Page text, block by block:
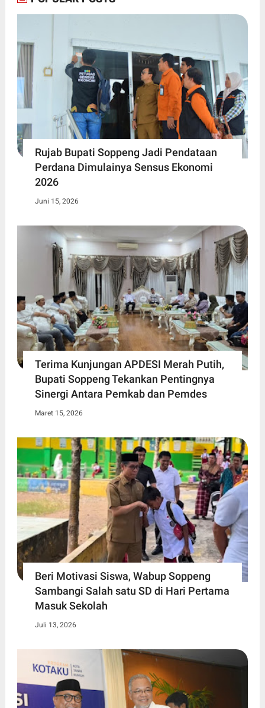
Rujab Bupati Soppeng Jadi Pendataan
Perdana Dimulainya Sensus Ekonomi
2026
Juni 15, 2026
Terima Kunjungan APDESI Merah Putih,
Bupati Soppeng Tekankan Pentingnya
Sinergi Antara Pemkab dan Pemdes
Maret 15, 2026
Beri Motivasi Siswa, Wabup Soppeng
Sambangi Salah satu SD di Hari Pertama
Masuk Sekolah
Juli 13, 2026